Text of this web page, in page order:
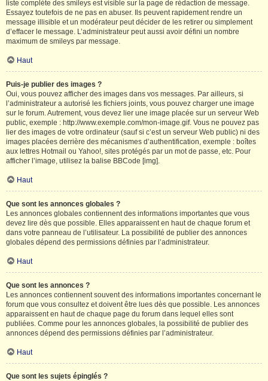
liste complète des smileys est visible sur la page de rédaction de message.
Essayez toutefois de ne pas en abuser. Ils peuvent rapidement rendre un
message illisible et un modérateur peut décider de les retirer ou simplement
d’effacer le message. L’administrateur peut aussi avoir défini un nombre
maximum de smileys par message.
Haut
Puis-je publier des images ?
Oui, vous pouvez afficher des images dans vos messages. Par ailleurs, si
l’administrateur a autorisé les fichiers joints, vous pouvez charger une image
sur le forum. Autrement, vous devez lier une image placée sur un serveur Web
public, exemple : http://www.exemple.com/mon-image.gif. Vous ne pouvez pas
lier des images de votre ordinateur (sauf si c’est un serveur Web public) ni des
images placées derrière des mécanismes d’authentification, exemple : boîtes
aux lettres Hotmail ou Yahoo!, sites protégés par un mot de passe, etc. Pour
afficher l’image, utilisez la balise BBCode [img].
Haut
Que sont les annonces globales ?
Les annonces globales contiennent des informations importantes que vous
devez lire dès que possible. Elles apparaissent en haut de chaque forum et
dans votre panneau de l’utilisateur. La possibilité de publier des annonces
globales dépend des permissions définies par l’administrateur.
Haut
Que sont les annonces ?
Les annonces contiennent souvent des informations importantes concernant le
forum que vous consultez et doivent être lues dès que possible. Les annonces
apparaissent en haut de chaque page du forum dans lequel elles sont
publiées. Comme pour les annonces globales, la possibilité de publier des
annonces dépend des permissions définies par l’administrateur.
Haut
Que sont les sujets épinglés ?